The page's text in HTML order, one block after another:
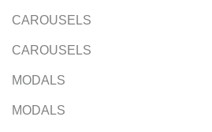
CAROUSELS
CAROUSELS
MODALS
MODALS